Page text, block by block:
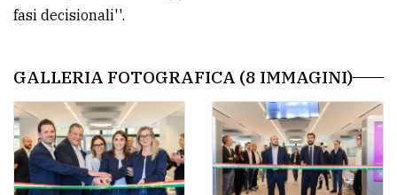
fasi decisionali''.
GALLERIA FOTOGRAFICA (8 IMMAGINI)